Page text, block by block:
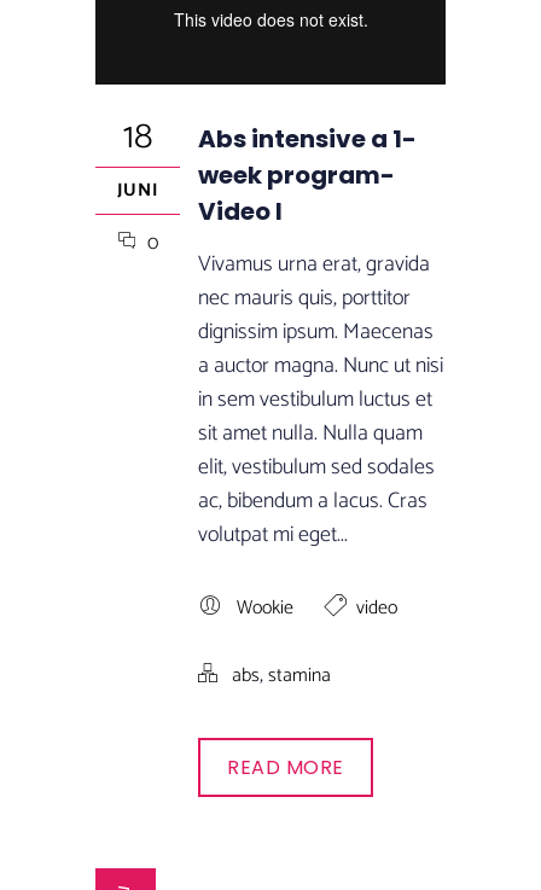
18
JUNI
0
Abs intensive a 1-
week program-
Video I
Vivamus urna erat, gravida
nec mauris quis, porttitor
dignissim ipsum. Maecenas
a auctor magna. Nunc ut nisi
in sem vestibulum luctus et
sit amet nulla. Nulla quam
elit, vestibulum sed sodales
ac, bibendum a lacus. Cras
volutpat mi eget...
Wookie video
abs,stamina
READ MORE